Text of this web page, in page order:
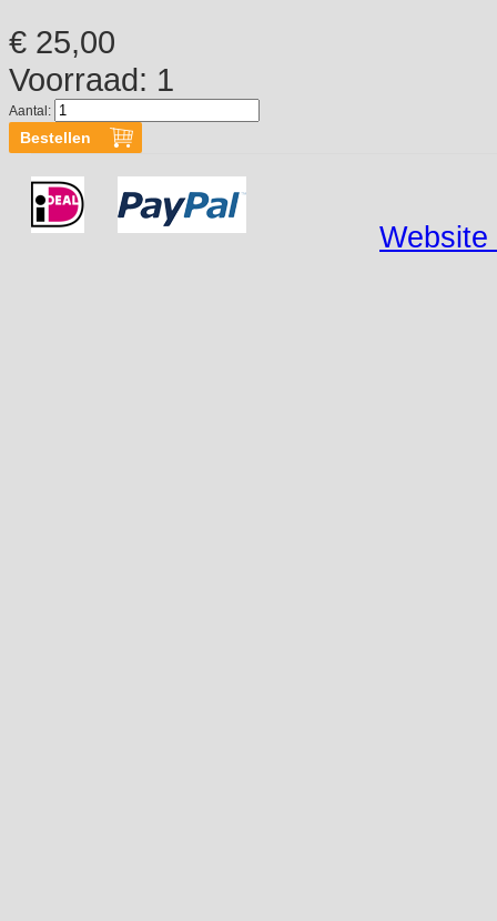
€ 25,00
Voorraad: 1
Aantal:
Website